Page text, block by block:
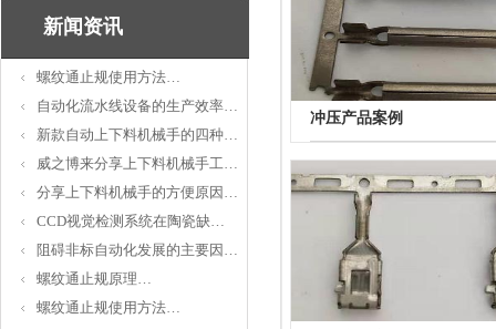
新闻资讯
螺纹通止规使用方法…
自动化流水线设备的生产效率…
新款自动上下料机械手的四种…
威之博来分享上下料机械手工…
分享上下料机械手的方便原因…
CCD视觉检测系统在陶瓷缺…
阻碍非标自动化发展的主要因…
螺纹通止规原理…
螺纹通止规使用方法…
冲压产品案例